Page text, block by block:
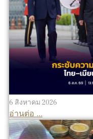
6 สิงหาคม 2026
อ่านต่อ ...